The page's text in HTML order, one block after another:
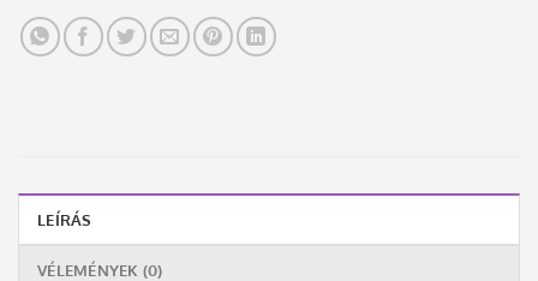
LEÍRÁS
VÉLEMÉNYEK (0)